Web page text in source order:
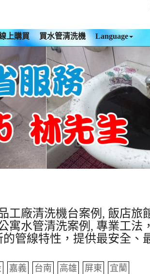
上購買 買水管清洗機 Language
工廠清洗機台案例, 飯店旅
寓水管清洗案例, 專業工法
管線特性，提供最安全、
嘉義 台南 高雄 屏東
宜蘭